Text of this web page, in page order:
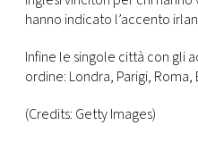
hanno indicato l’accento
Infine le singole città con gli
ordine: Londra, Parigi,
(Credits: Getty Images)